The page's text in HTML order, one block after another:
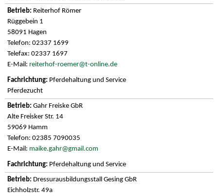
Reiterhof Römer
Rüggebein 1
58091 Hagen
Telefon: 02337 1699
Telefax: 02337 1697
E-Mail: reiterhof-roemer@t-online.de
Pferdehaltung und Service
Pferdezucht
Gahr Freiske GbR
Alte Freisker Str. 14
59069 Hamm
Telefon: 02385 7090035
E-Mail: maike.gahr@gmail.com
Pferdehaltung und Service
Dressurausbildungsstall Gesing GbR
Eichholzstr. 49a